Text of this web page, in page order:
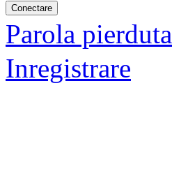
Parola pierduta
Inregistrare